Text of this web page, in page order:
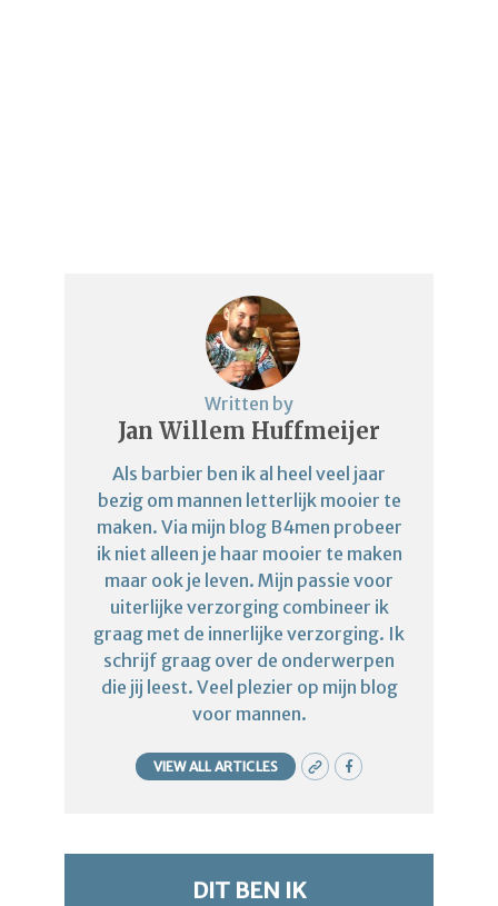
Written by
Jan Willem Huffmeijer
Als barbier ben ik al heel veel jaar
bezig om mannen letterlijk mooier te
maken. Via mijn blog B4men probeer
ik niet alleen je haar mooier te maken
maar ook je leven. Mijn passie voor
uiterlijke verzorging combineer ik
graag met de innerlijke verzorging. Ik
schrijf graag over de onderwerpen
die jij leest. Veel plezier op mijn blog
voor mannen.
VIEW ALL ARTICLES
DIT BEN IK